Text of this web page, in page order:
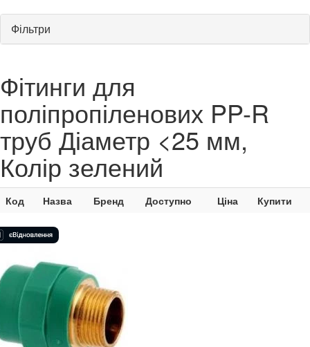
Фільтри
Фітинги для
поліпропіленових PP-R
труб Діаметр <25 мм,
Колір зелений
Код Назва Бренд Доступно Ціна Купити